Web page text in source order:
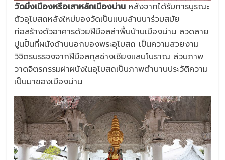
วัดมิ่งเมืองหรือเสาหลักเมืองน่าน หลังจากได้รับการบูรณะ
ตัวอุโบสถหลังใหม่ของวัดเป็นแบบล้านนาร่วมสมัย
ก่อสร้างตัวอาคารด้วยฝีมือสล่าพื้นบ้านเมืองน่าน ลวดลาย
ปูนปั้นที่ผนังด้านนอกของพระอุโบสถ เป็นความสวยงาม
วิจิตรบรรจงจากฝีมือสกุลช่างเชียงแสนโบราณ ส่วนภาพ
วาดจิตรกรรมฝาผนังในอุโบสถเป็นภาพตำนานประวัติความ
เป็นมาของเมืองน่าน